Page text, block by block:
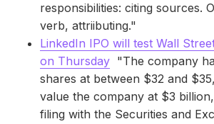
responsibilities: citing sources.
verb, attriibuting."
LinkedIn IPO will test Wall
on Thursday "The company
shares at between $32 and
value the company at $3
filing with the Securities and